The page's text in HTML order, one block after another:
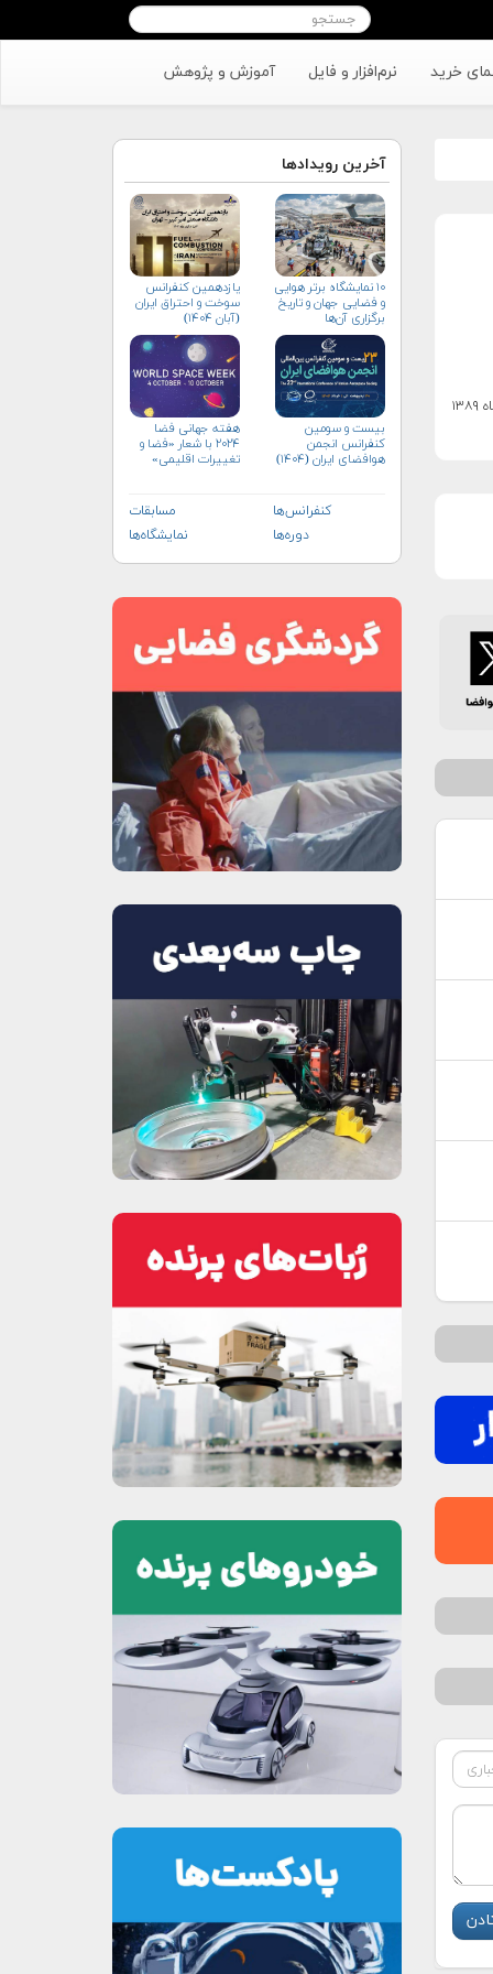
خرید نرم‌افزار و فایل آموزش و پژوهش
آخرین رویدادها
۱۰ نمایشگاه برتر هوایی
و فضایی جهان و تاریخ
برگزاری آن‌ها
یازدهمین کنفرانس
سوخت و احتراق ایران
(آبان‌ ۱۴۰۴)
بیست و سومین
کنفرانس انجمن
هوافضای ايران (۱۴۰۴)
هفته جهانی فضا
۲۰۲۴ با شعار «فضا و
تغییرات اقلیمی»
کنفرانس‌ها
مسابقات
دوره‌ها
نمایشگاه‌ها